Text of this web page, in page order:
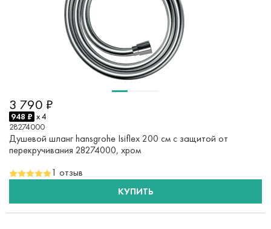
3 790 ₽
948 ₽ x 4
28274000
Душевой шланг hansgrohe Isiflex 200 см с защитой от
перекручивания 28274000, хром
1 отзыв
КУПИТЬ